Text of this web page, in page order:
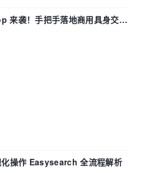
来袭！手把手落地商用具身交互
操作 Easysearch 全流程解析